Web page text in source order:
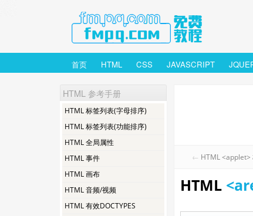
首页 HTML CSS JAVASCRIPT
HTML 参考手册
HTML 标签列表(字母排序)
HTML 标签列表(功能排序)
HTML 全局属性
HTML 事件
HTML 画布
HTML 音频/视频
HTML 有效DOCTYPES
← HTML <applet>
HTML